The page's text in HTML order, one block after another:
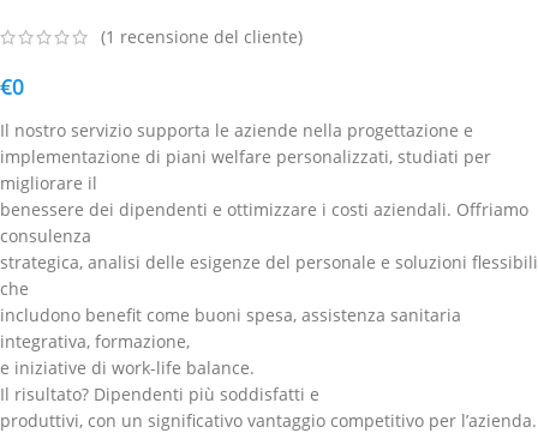
(1 recensione del cliente)
€0
Il nostro servizio supporta le aziende nella progettazione e
implementazione di piani welfare personalizzati, studiati per
migliorare il
benessere dei dipendenti e ottimizzare i costi aziendali. Offriamo
consulenza
strategica, analisi delle esigenze del personale e soluzioni flessibili
che
includono benefit come buoni spesa, assistenza sanitaria
integrativa, formazione,
e iniziative di work-life balance.
Il risultato? Dipendenti più soddisfatti e
produttivi, con un significativo vantaggio competitivo per l’azienda.